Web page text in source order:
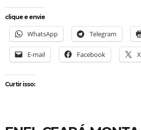
clique e envie
WhatsApp Telegram
E-mail Facebook X
Curtir isso: